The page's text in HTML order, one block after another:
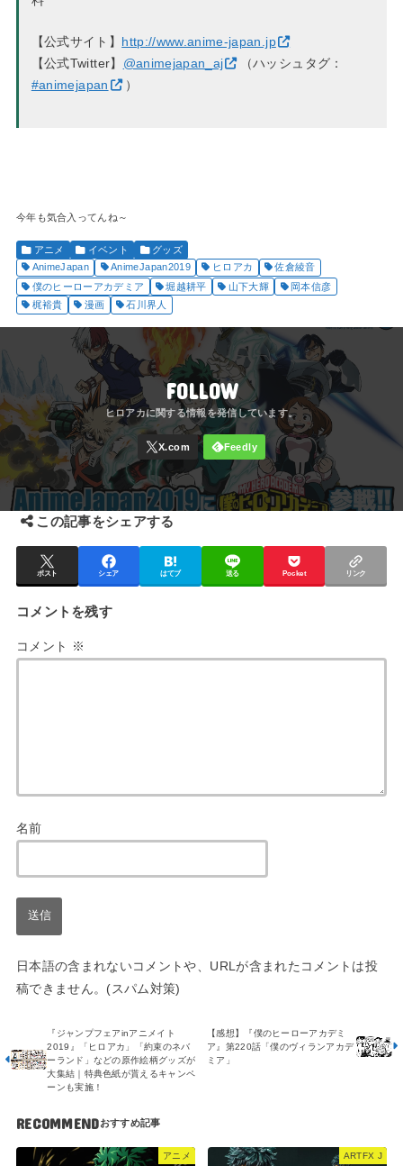
【公式サイト】 http://www.anime-japan.jp
【公式Twitter】 @animejapan_aj
（ハッシュタグ：
#animejapan
）
今年も気合入ってんね～
アニメ イベント
グッズ
AnimeJapan
AnimeJapan2019 ヒロアカ
佐倉綾音
僕のヒーローアカデミア
堀越耕平 山下大輝
岡本信彦
梶裕貴
漫画 石川界人
FOLLOW
この記事をシェアする
ポスト シェア はてブ 送る Pocket リンク
コメントを残す
コメント ※
名前
日本語の含まれないコメントや、URLが含まれたコメントは投
稿できません。(スパム対策)
【感想】『僕のヒーローアカデミ
ア』第220話「僕のヴィランアカデ
ミア」
『ジャンプフェアinアニメイト
2019』「ヒロアカ」「約束のネバ
ーランド」などの原作絵柄グッズが
大集結｜特典色紙が貰えるキャンペ
ーンも実施！
RECOMMEND
アニメ ARTFX J